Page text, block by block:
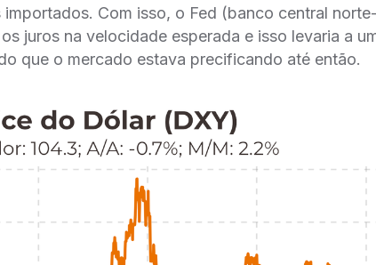
Com isso, o Fed (banco central norte-
juros na velocidade esperada e isso levaria a
que o mercado estava precificando até então.